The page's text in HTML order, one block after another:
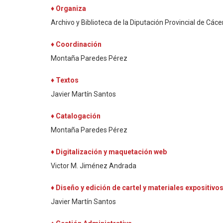
♦ Organiza
Archivo y Biblioteca de la Diputación Provincial de
♦ Coordinación
Montaña Paredes Pérez
♦ Textos
Javier Martín Santos
♦ Catalogación
Montaña Paredes Pérez
♦ Digitalización y maquetación web
Victor M. Jiménez Andrada
♦ Diseño y edición de cartel y materiales expositivos
Javier Martín Santos